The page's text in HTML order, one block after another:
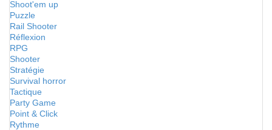
Shoot'em up
Puzzle
Rail Shooter
Réflexion
RPG
Shooter
Stratégie
Survival horror
Tactique
Party Game
Point & Click
Rythme